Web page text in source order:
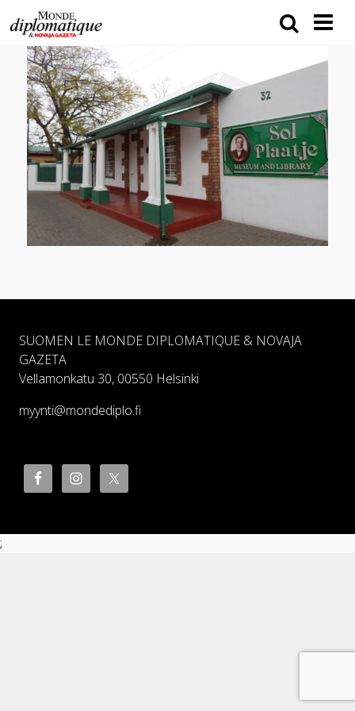
SUOMEN LE MONDE DIPLOMATIQUE & NOVAJA
GAZETA
Vellamonkatu 30, 00550 Helsinki
myynti@mondediplo.fi
;